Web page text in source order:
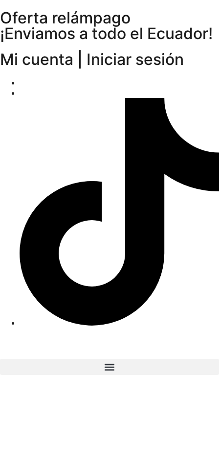
Oferta relámpago
¡Enviamos a todo el Ecuador!
Mi cuenta | Iniciar sesión